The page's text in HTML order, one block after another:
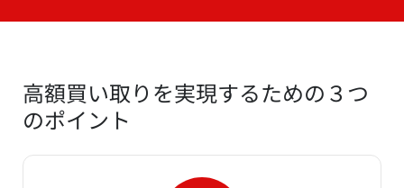
高額買い取りを実現するための３つ
のポイント